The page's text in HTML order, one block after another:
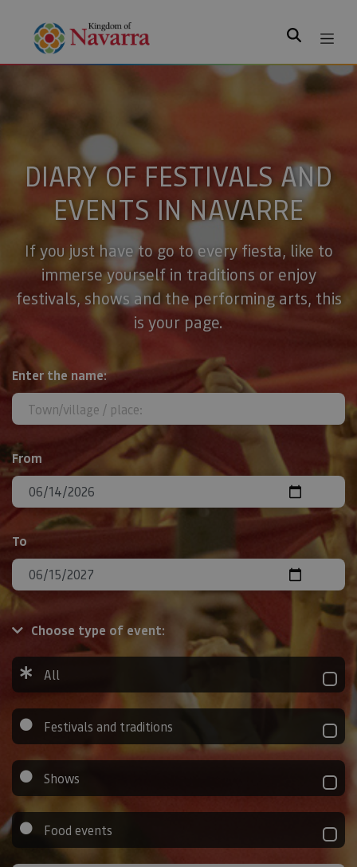
Search
DIARY OF FESTIVALS AND
EVENTS IN NAVARRE
If you just have to go to every fiesta, like to
immerse yourself in traditions or enjoy
festivals, shows and the performing arts, this
is your page.
Search
Enter the name:
From
To
Choose type of event:
All
Festivals and traditions
Shows
Food events